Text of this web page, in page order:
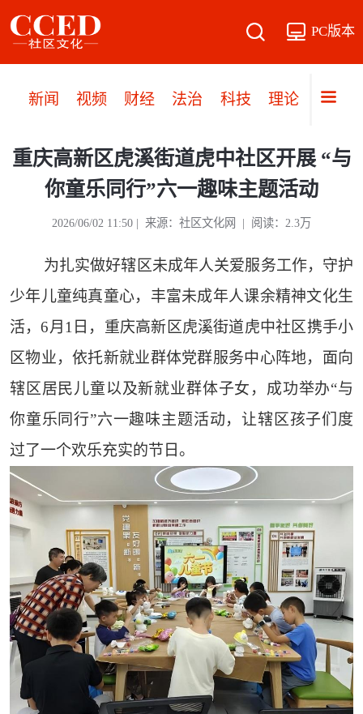
PC版本
新闻 视频 财经 法治 科技 理论 党建
重庆高新区虎溪街道虎中社区开展 “与
你童乐同行”六一趣味主题活动
2026/06/02 11:50 | 来源：社区文化网 | 阅读：2.3万
为扎实做好辖区未成年人关爱服务工作，守护
少年儿童纯真童心，丰富未成年人课余精神文化生
活，6月1日，重庆高新区虎溪街道虎中社区携手小
区物业，依托新就业群体党群服务中心阵地，面向
辖区居民儿童以及新就业群体子女，成功举办“与
你童乐同行”六一趣味主题活动，让辖区孩子们度
过了一个欢乐充实的节日。